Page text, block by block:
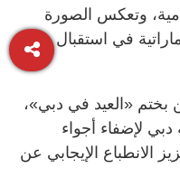
وتعكس الصورة
في استقبال
بختم «العيد في دبي»،
دبي لإضفاء أجواء
الانطباع الإيجابي عن